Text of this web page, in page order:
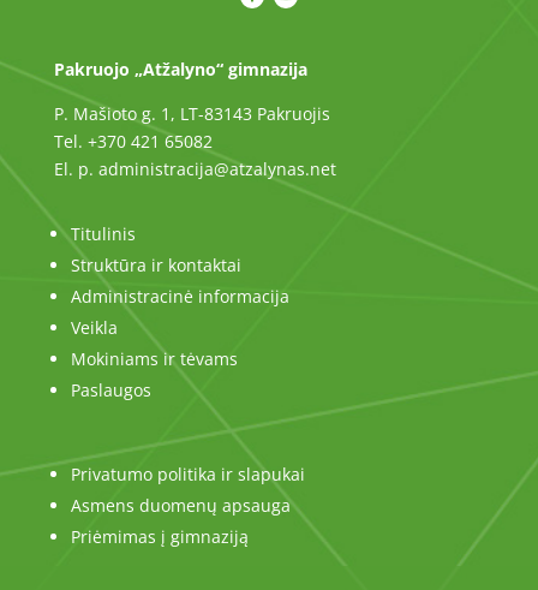
Pakruojo „Atžalyno“ gimnazija
P. Mašioto g. 1, LT-83143 Pakruojis
Tel. +370 421 65082
El. p. administracija@atzalynas.net
Titulinis
Struktūra ir kontaktai
Administracinė informacija
Veikla
Mokiniams ir tėvams
Paslaugos
Privatumo politika ir slapukai
Asmens duomenų apsauga
Priėmimas į gimnaziją